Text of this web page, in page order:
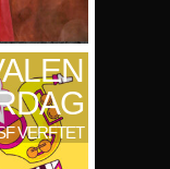
VERFTET